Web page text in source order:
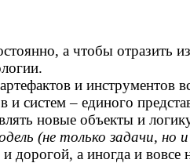
а чтобы отразить
и инструментов
систем – единого
новые объекты и
(не только задачи,
дорогой, а иногда и вовсе